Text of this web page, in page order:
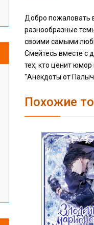
Добро пожаловать
разнообразные
своими самыми
Смейтесь вместе с
тех, кто ценит
"Анекдоты от
Похожие